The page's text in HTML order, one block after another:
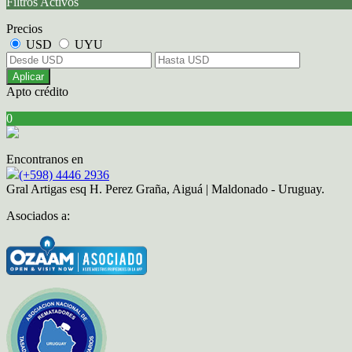
Precios
USD
UYU
Aplicar
Apto crédito
0
Encontranos en
(+598) 4446 2936
Gral Artigas esq H. Perez Graña, Aiguá | Maldonado - Uruguay.
Asociados a: